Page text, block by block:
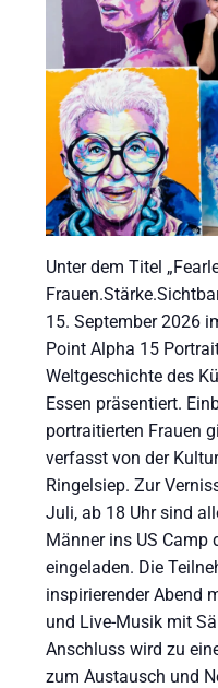
Unter dem Titel
15. September 2026
Point Alpha 15
Weltgeschichte des
Essen präsentiert.
portraitierten Frauen
verfasst von der
Ringelsiep. Zur
Juli, ab 18 Uhr sind
Männer ins US Camp
eingeladen. Die
inspirierender Abend
und Live-Musik mit
Anschluss wird zu
zum Austausch und